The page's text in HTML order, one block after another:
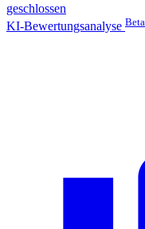
geschlossen
KI-Bewertungsanalyse Beta